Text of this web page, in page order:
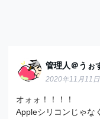
管理人＠うぉ
2020年11月11日
オォォ！！！！
Appleシリコンじゃな